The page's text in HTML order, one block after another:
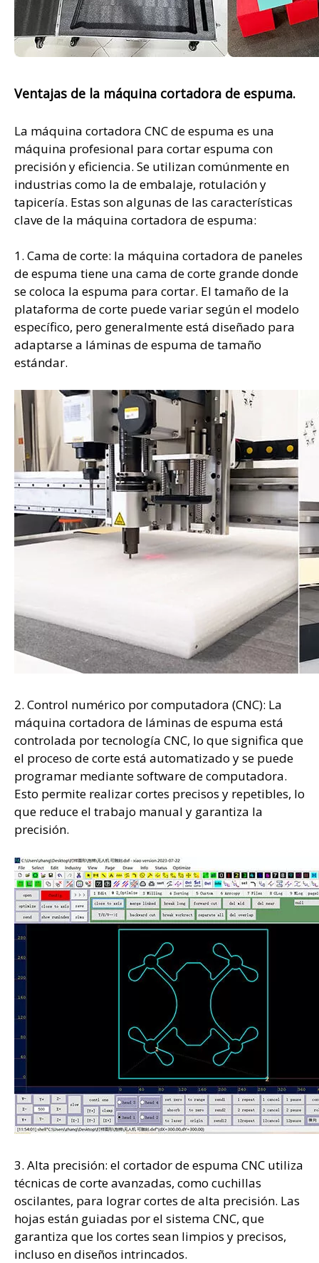
Ventajas de la máquina cortadora de espuma.
La máquina cortadora CNC de espuma es una
máquina profesional para cortar espuma con
precisión y eficiencia. Se utilizan comúnmente en
industrias como la de embalaje, rotulación y
tapicería. Estas son algunas de las características
clave de la máquina cortadora de espuma:
1. Cama de corte: la máquina cortadora de paneles
de espuma tiene una cama de corte grande donde
se coloca la espuma para cortar. El tamaño de la
plataforma de corte puede variar según el modelo
específico, pero generalmente está diseñado para
adaptarse a láminas de espuma de tamaño
estándar.
2. Control numérico por computadora (CNC): La
máquina cortadora de láminas de espuma está
controlada por tecnología CNC, lo que significa que
el proceso de corte está automatizado y se puede
programar mediante software de computadora.
Esto permite realizar cortes precisos y repetibles, lo
que reduce el trabajo manual y garantiza la
precisión.
3. Alta precisión: el cortador de espuma CNC utiliza
técnicas de corte avanzadas, como cuchillas
oscilantes, para lograr cortes de alta precisión. Las
hojas están guiadas por el sistema CNC, que
garantiza que los cortes sean limpios y precisos,
incluso en diseños intrincados.